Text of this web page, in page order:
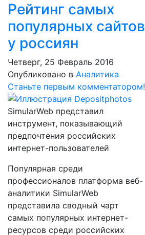
Рейтинг самых
популярных сайтов
у россиян
Четверг, 25 Февраль 2016
Опубликовано в Аналитика
Станьте первым комментатором!
SimularWeb представил
инструмент, показывающий
предпочтения российских
интернет-пользователей
Популярная среди
профессионалов платформа веб-
аналитики SimularWeb
представила сводный чарт
самых популярных интернет-
ресурсов среди российских